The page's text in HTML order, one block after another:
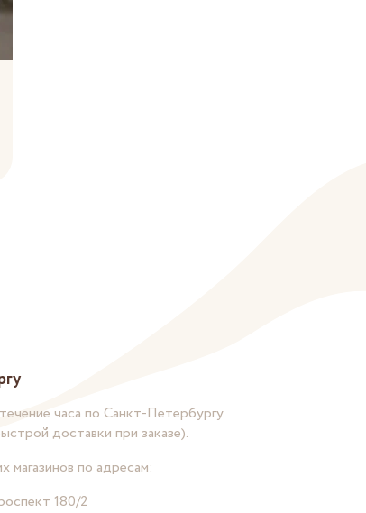
часа по Санкт-Петербургу
доставки при заказе).
магазинов по адресам:
180/2